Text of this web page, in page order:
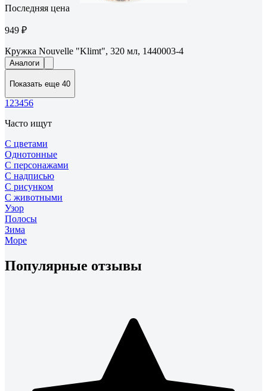
Последняя цена
949 ₽
Кружка Nouvelle "Klimt", 320 мл, 1440003-4
Аналоги
Показать еще 40
1 23456
Часто ищут
С цветами
Однотонные
С персонажами
С надписью
С рисунком
С животными
Узор
Полосы
Зима
Море
Популярные отзывы